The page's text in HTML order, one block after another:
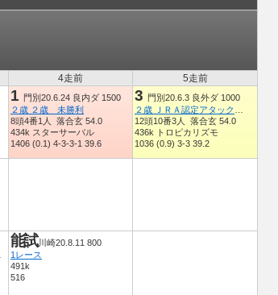
4走前 5走前
1 門別20.6.24 良内ダ 1500
２歳 ２歳 未勝利
8頭4番1人 落合玄 54.0
434k スターサーバル
1406 (0.1) 4-3-3-1 39.6
3 門別20.6.3 良外ダ 1000
12頭10番3人 落合玄 54.0
436k トロピカリズモ
1036 (0.9) 3-3 39.2
能試川崎20.8.11 800
1レース
491k
516